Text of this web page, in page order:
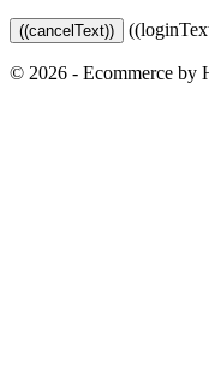
((cancelText))
© 2026 - Ecommerce by